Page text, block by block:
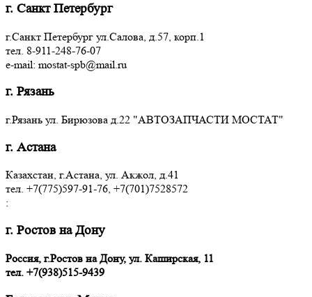
г. Санкт Петербург
г.Санкт Петербург ул.Салова, д.57, корп.1
тел. 8-911-248-76-07
e-mail: mostat-spb@mail.ru
г. Рязань
г.Рязань ул. Бирюзова д.22 "АВТОЗАПЧАСТИ МОСТАТ"
г. Астана
Казахстан, г.Астана, ул. Акжол, д.41
тел. +7(775)597-91-76, +7(701)7528572
:
г. Ростов на Дону
Россия, г.Ростов на Дону, ул. Каширская, 11
тел. +7(938)515-9439